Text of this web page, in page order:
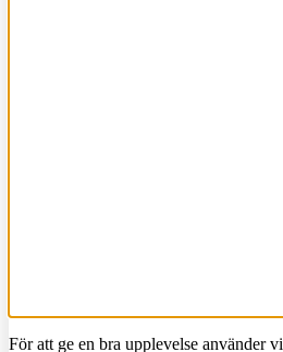
För att ge en bra upplevelse använder